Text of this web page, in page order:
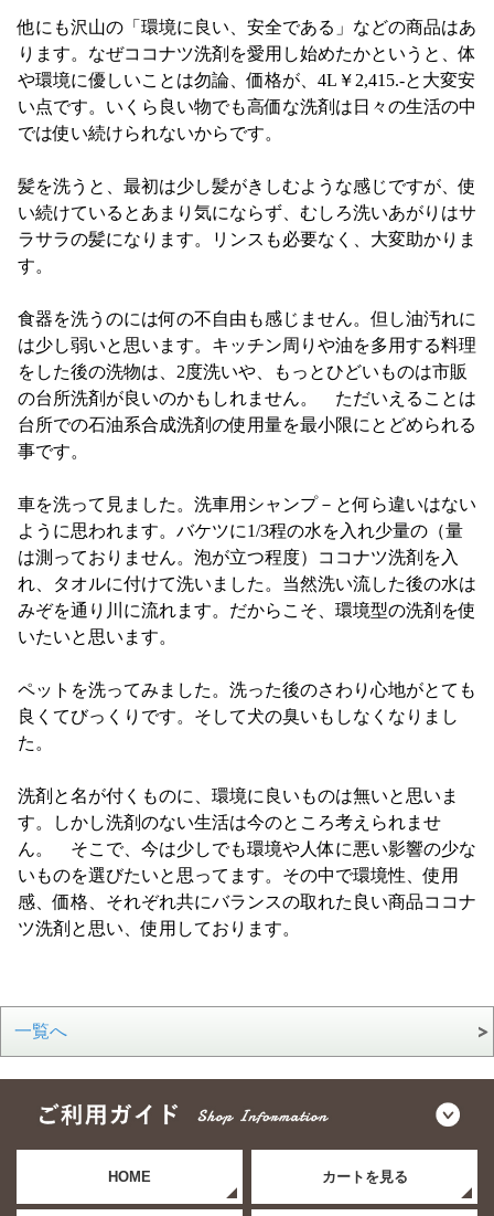
他にも沢山の「環境に良い、安全である」などの商品はあ
ります。なぜココナツ洗剤を愛用し始めたかというと、体
や環境に優しいことは勿論、価格が、4L￥2,415.-と大変安
い点です。いくら良い物でも高価な洗剤は日々の生活の中
では使い続けられないからです。
髪を洗うと、最初は少し髪がきしむような感じですが、使
い続けているとあまり気にならず、むしろ洗いあがりはサ
ラサラの髪になります。リンスも必要なく、大変助かりま
す。
食器を洗うのには何の不自由も感じません。但し油汚れに
は少し弱いと思います。キッチン周りや油を多用する料理
をした後の洗物は、2度洗いや、もっとひどいものは市販
の台所洗剤が良いのかもしれません。 ただいえることは
台所での石油系合成洗剤の使用量を最小限にとどめられる
事です。
車を洗って見ました。洗車用シャンプ－と何ら違いはない
ように思われます。バケツに1/3程の水を入れ少量の（量
は測っておりません。泡が立つ程度）ココナツ洗剤を入
れ、タオルに付けて洗いました。当然洗い流した後の水は
みぞを通り川に流れます。だからこそ、環境型の洗剤を使
いたいと思います。
ペットを洗ってみました。洗った後のさわり心地がとても
良くてびっくりです。そして犬の臭いもしなくなりまし
た。
洗剤と名が付くものに、環境に良いものは無いと思いま
す。しかし洗剤のない生活は今のところ考えられませ
ん。 そこで、今は少しでも環境や人体に悪い影響の少な
いものを選びたいと思ってます。その中で環境性、使用
感、価格、それぞれ共にバランスの取れた良い商品ココナ
ツ洗剤と思い、使用しております。
一覧へ
HOME カートを見る